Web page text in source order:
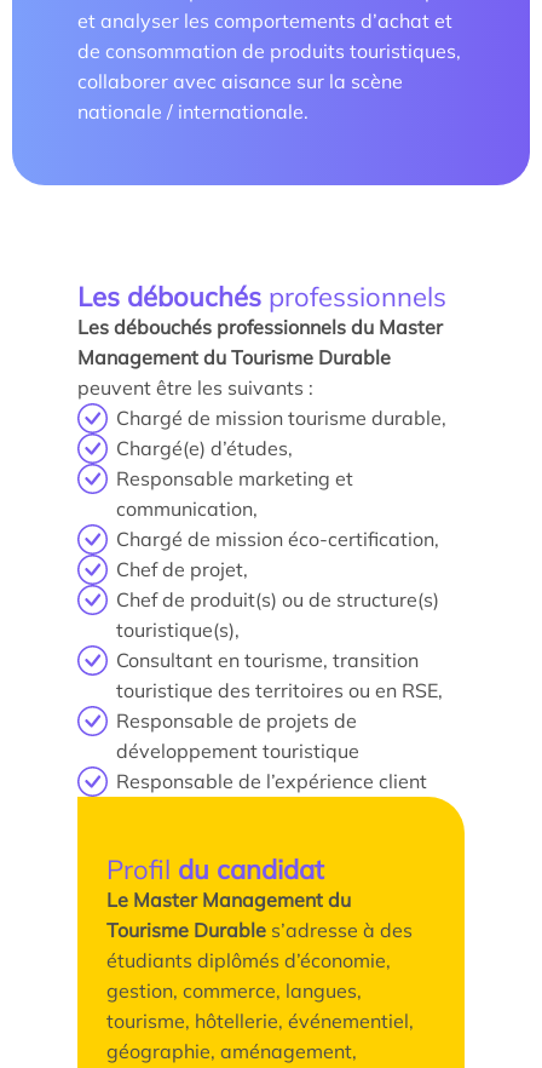
Les enjeux de l’égalité femmes-hommes dans les
métiers touristiques
et analyser les comportements d’achat et
de consommation de produits touristiques,
collaborer avec aisance sur la scène
nationale / internationale.
Les débouchés professionnels
Les débouchés professionnels du Master
Management du Tourisme Durable
peuvent être les suivants :
Chargé de mission tourisme durable,
Chargé(e) d’études,
Responsable marketing et
communication,
Chargé de mission éco-certification,
Chef de projet,
Chef de produit(s) ou de structure(s)
touristique(s),
Consultant en tourisme, transition
touristique des territoires ou en RSE,
Responsable de projets de
développement touristique
Responsable de l’expérience client
Profil du candidat
Le Master Management du
Tourisme Durable s’adresse à des
étudiants diplômés d’économie,
gestion, commerce, langues,
tourisme, hôtellerie, événementiel,
géographie, aménagement,